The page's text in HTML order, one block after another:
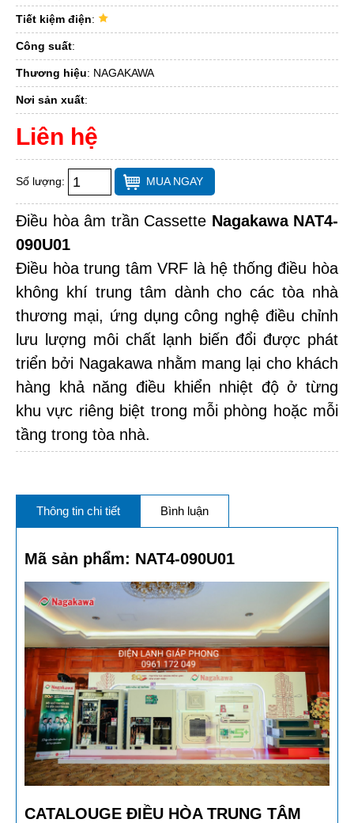
Tiết kiệm điện:
Công suất:
Thương hiệu: NAGAKAWA
Nơi sản xuất:
Liên hệ
Số lượng: MUA NGAY
Điều hòa âm trần Cassette NagakawaNAT4-
090U01
Điều hòa trung tâm VRF là hệ thống điều hòa
không khí trung tâm dành cho các tòa nhà
thương mại, ứng dụng công nghệ điều chỉnh
lưu lượng môi chất lạnh biến đổi được phát
triển bởi Nagakawa nhằm mang lại cho khách
hàng khả năng điều khiển nhiệt độ ở từng
khu vực riêng biệt trong mỗi phòng hoặc mỗi
tầng trong tòa nhà.
Thông tin chi tiết Bình luận
Mã sản phẩm: NAT4-090U01
CATALOUGE ĐIỀU HÒA TRUNG TÂM